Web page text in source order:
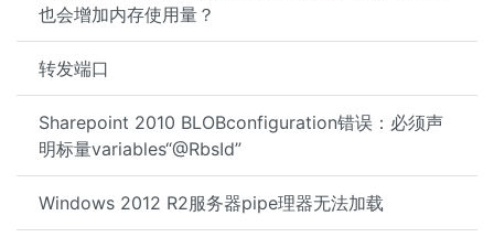
也会增加内存使用量？
转发端口
Sharepoint 2010 BLOBconfiguration错误：必须声
明标量variables“@RbsId”
Windows 2012 R2服务器pipe理器无法加载